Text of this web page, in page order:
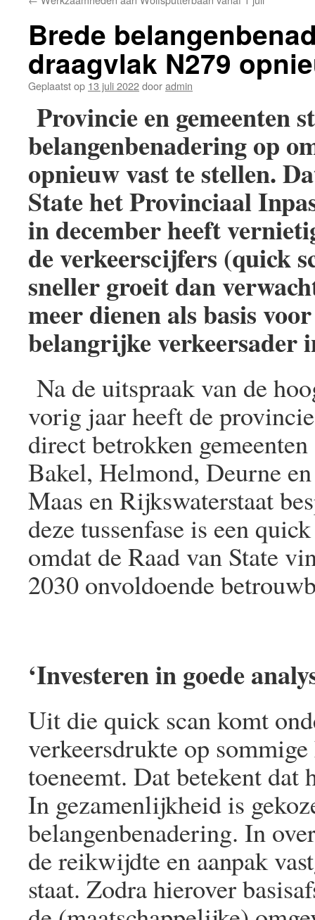
Brede
draagvlak N279
Geplaatst op 13 juli 2022dooradmin
Provincie en gemeenten
belangenbenadering op
opnieuw vast te stellen.
State het Provinciaal
in december heeft
de verkeerscijfers (quick
sneller groeit dan
meer dienen als basis
belangrijke verkeersader
Na de uitspraak van de
vorig jaar heeft de
direct betrokken
Bakel, Helmond, Deurne
Maas en Rijkswaterstaat
deze tussenfase is een
omdat de Raad van State
2030 onvoldoende
‘Investeren in goede
Uit die quick scan komt
verkeersdrukte op
toeneemt. Dat betekent
In gezamenlijkheid is
belangenbenadering. In
de reikwijdte en aanpak
staat. Zodra hierover